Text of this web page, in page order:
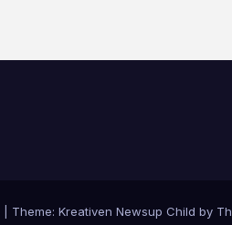
Theme: Kreativen Newsup Child by